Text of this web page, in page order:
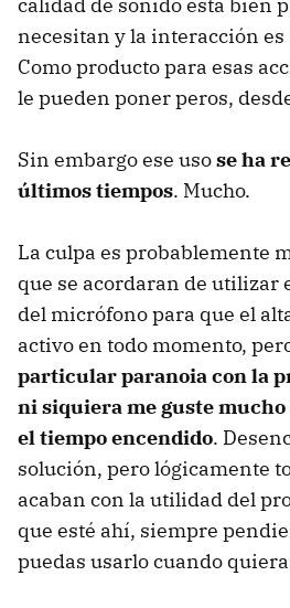
necesitan y la interacción
Como producto para esas
le pueden poner peros,
Sin embargo ese usose ha
últimos tiempos. Mucho.
La culpa es probablemente
que se acordaran de
del micrófono para que el
activo en todo momento,
particular paranoia con la
ni siquiera me guste
el tiempo encendido.
solución, pero lógicamente
acaban con la utilidad del
que esté ahí, siempre
puedas usarlo cuando